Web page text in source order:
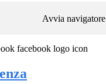
Avvia navigatore